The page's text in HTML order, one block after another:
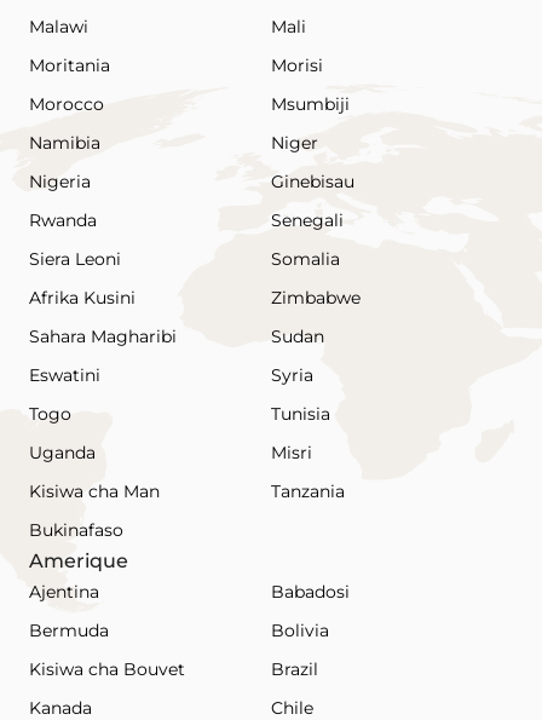
Malawi
Mali
Moritania
Morisi
Morocco
Msumbiji
Namibia
Niger
Nigeria
Ginebisau
Rwanda
Senegali
Siera Leoni
Somalia
Afrika Kusini
Zimbabwe
Sahara Magharibi
Sudan
Eswatini
Syria
Togo
Tunisia
Uganda
Misri
Kisiwa cha Man
Tanzania
Bukinafaso
Amerique
Ajentina
Babadosi
Bermuda
Bolivia
Kisiwa cha Bouvet
Brazil
Kanada
Chile